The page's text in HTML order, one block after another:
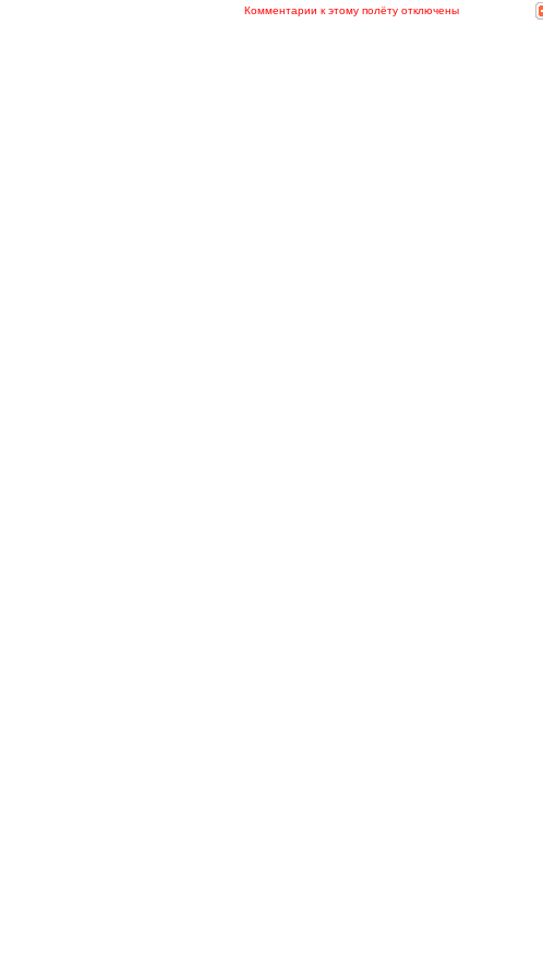
Комментарии к этому полёту отключены